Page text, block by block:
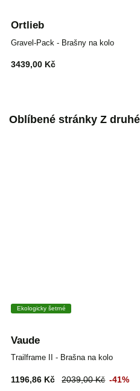
Ortlieb
Gravel-Pack - Brašny na kolo
3439,00 Kč
Oblíbené stránky Z
Ekologicky šetrné
Vaude
Trailframe II - Brašna na kolo
1196,86 Kč 2039,00 Kč -41%